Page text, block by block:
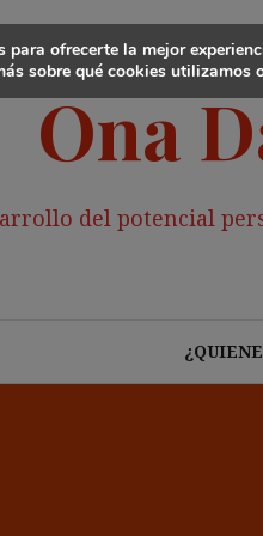
Ona
del potencial
para ofrecerte la mejor
sobre qué cookies